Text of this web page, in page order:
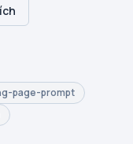
page-prompt